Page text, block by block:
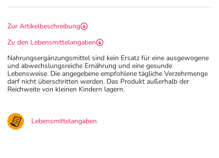
Zur Artikelbeschreibung
Zu den Lebensmittelangaben
Nahrungsergänzungsmittel sind kein Ersatz für eine ausgewogene
und abwechslungsreiche Ernährung und eine gesunde
Lebensweise. Die angegebene empfohlene tägliche Verzehrmenge
darf nicht überschritten werden. Das Produkt außerhalb der
Reichweite von kleinen Kindern lagern.
Lebensmittelangaben